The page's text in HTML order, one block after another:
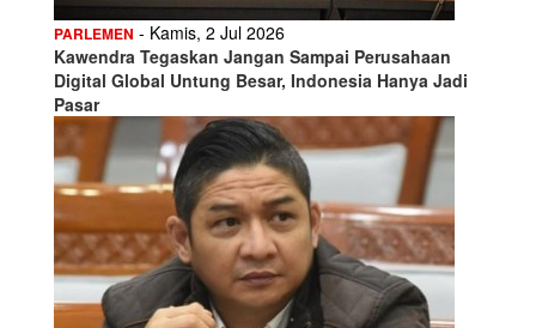
PARLEMEN - Kamis, 2 Jul 2026
Kawendra Tegaskan Jangan Sampai Perusahaan
Digital Global Untung Besar, Indonesia Hanya Jadi
Pasar